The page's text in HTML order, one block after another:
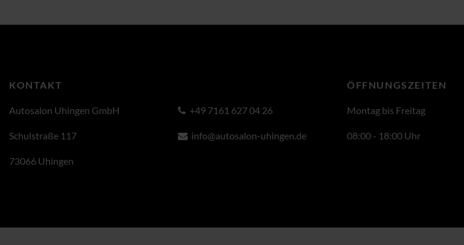
KONTAKT
Autosalon Uhingen GmbH
Schulstraße 117
73066 Uhingen
+49 7161 627 04 26
info@autosalon-uhingen.de
ÖFFNUNGSZEITEN
Montag bis Freitag
08:00 - 18:00 Uhr